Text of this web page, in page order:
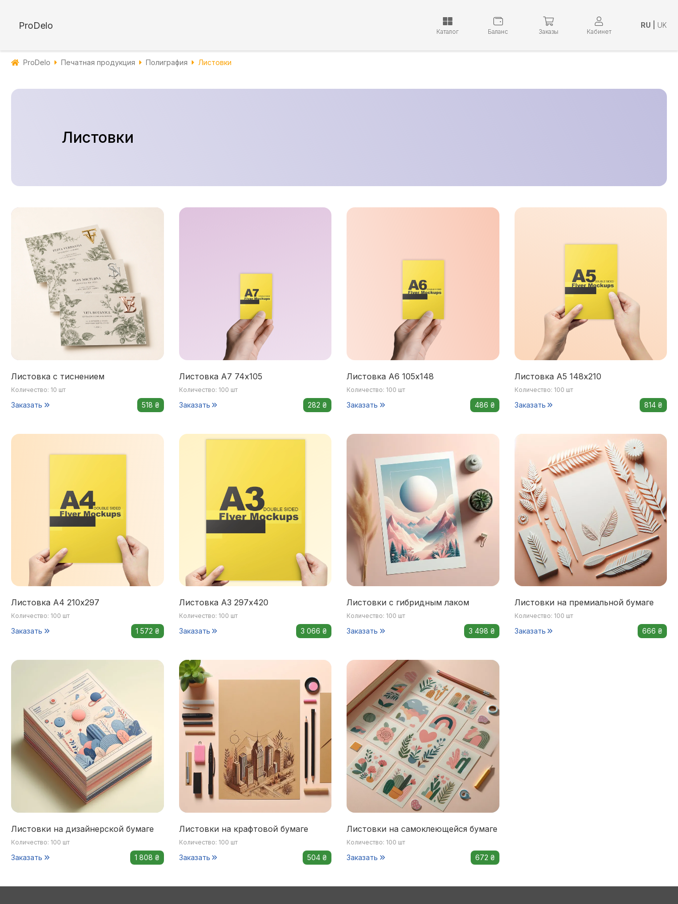
ProDelo
Каталог Баланс Заказы Кабинет
RU UK
ProDelo Печатная продукция Полиграфия Листовки
Листовки
Листовка с тиснением
Количество: 10 шт
Заказать 518 ₴
Листовка А7 74x105
Количество: 100 шт
Заказать 282 ₴
Листовка А6 105x148
Количество: 100 шт
Заказать 486 ₴
Листовка А5 148х210
Количество: 100 шт
Заказать 814 ₴
Листовка А4 210х297
Количество: 100 шт
Заказать 1 572 ₴
Листовка А3 297х420
Количество: 100 шт
Заказать 3 066 ₴
Листовки с гибридным лаком
Количество: 100 шт
Заказать 3 498 ₴
Листовки на премиальной бумаге
Количество: 100 шт
Заказать 666 ₴
Листовки на дизайнерской бумаге
Количество: 100 шт
Заказать 1 808 ₴
Листовки на крафтовой бумаге
Количество: 100 шт
Заказать 504 ₴
Листовки на самоклеющейся бумаге
Количество: 100 шт
Заказать 672 ₴